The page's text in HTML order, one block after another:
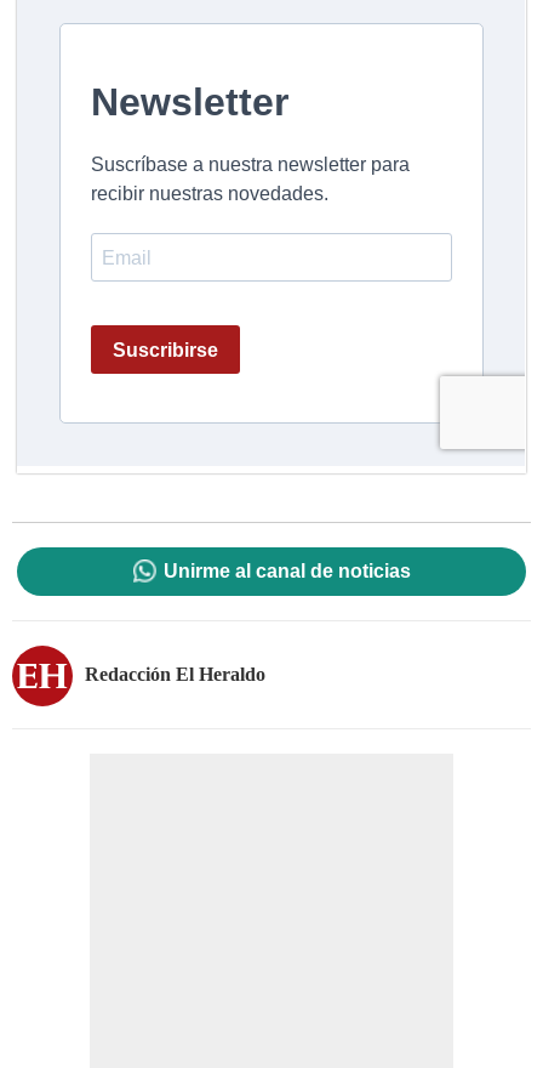
Unirme al canal de noticias
Redacción El Heraldo